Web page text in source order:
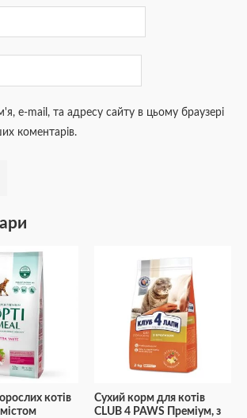
e-mail, та адресу сайту в цьому браузері
коментарів.
котів
Сухий корм для котів
CLUB 4 PAWS Преміум, з